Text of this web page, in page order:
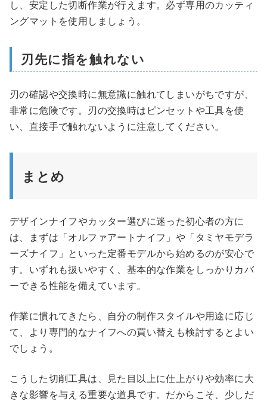
し、安定した切断作業が行えます。必ず専用のカッティ
ングマットを使用しましょう。
刃先に指を触れない
刃の確認や交換時に無意識に触れてしまいがちですが、
非常に危険です。刃の交換時はピンセットや工具を使
い、直接手で触れないように注意してください。
まとめ
デザインナイフやカッター選びに迷った初心者の方に
は、まずは「オルファアートナイフ」や「タミヤモデラ
ーズナイフ」といった定番モデルから始めるのが安心で
す。いずれも扱いやすく、基本的な作業をしっかりカバ
ーできる性能を備えています。
作業に慣れてきたら、自分の制作スタイルや用途に応じ
て、より専門的なナイフへの買い替えも検討するとよい
でしょう。
こうした切削工具は、見た目以上に仕上がりや効率に大
きな影響を与える重要な道具です。だからこそ、少しだ